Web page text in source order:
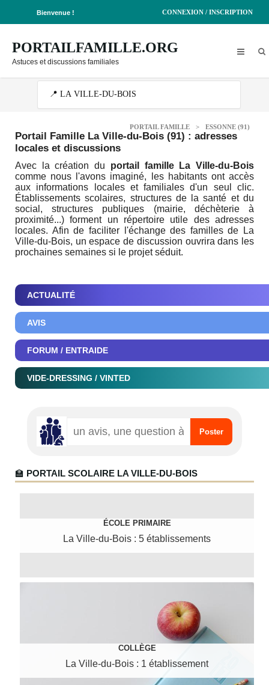
Bienvenue ! CONNEXION / INSCRIPTION
PORTAILFAMILLE.ORG
Astuces et discussions familiales
PORTAIL FAMILLE > ESSONNE (91)
Portail Famille La Ville-du-Bois (91) : adresses
locales et discussions
Avec la création du portail famille La Ville-du-Bois
comme nous l'avons imaginé, les habitants ont accès
aux informations locales et familiales d'un seul clic.
Établissements scolaires, structures de la santé et du
social, structures publiques (mairie, déchèterie à
proximité...) forment un répertoire utile des adresses
locales. Afin de faciliter l'échange des familles de La
Ville-du-Bois, un espace de discussion ouvrira dans les
prochaines semaines si le projet séduit.
ACTUALITÉ
AVIS
FORUM / ENTRAIDE
VIDE-DRESSING / VINTED
🏫 PORTAIL SCOLAIRE LA VILLE-DU-BOIS
ÉCOLE PRIMAIRE
La Ville-du-Bois : 5 établissements
COLLÈGE
La Ville-du-Bois : 1 établissement